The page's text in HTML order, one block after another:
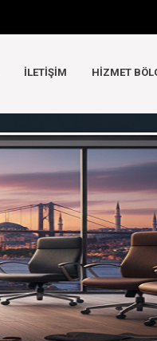
İLETIŞIM HIZMET